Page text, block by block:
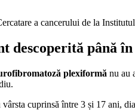
a cancerului de la
descoperită până
plexiformă nu au
cuprinsă între 3 și 17 ani,